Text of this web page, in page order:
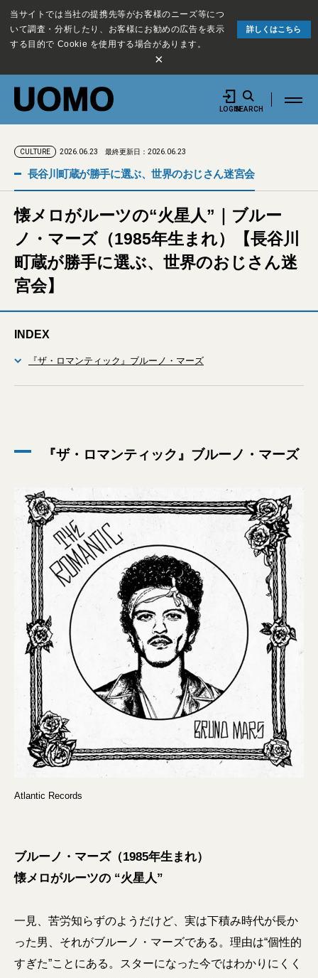
当サイトでは当社の提携先等がお客様のニーズ等につ
いて調査・分析したり、お客様にお勧めの広告を表示
する目的で Cookie を使用する場合があります。
詳しくはこちら
×
LOGINSEARCH
CULTURE 2026.06.23 最終更新日：2026.06.23
長谷川町蔵が勝手に選ぶ、世界のおじさん迷宮会
懐メロがルーツの“火星人”｜ブルー
ノ・マーズ（1985年生まれ）【長谷川
町蔵が勝手に選ぶ、世界のおじさん迷
宮会】
INDEX
『ザ・ロマンティック』ブルーノ・マーズ
『ザ・ロマンティック』ブルーノ・マーズ
Atlantic Records
ブルーノ・マーズ（1985年生まれ）
懐メロがルーツの “火星人”
一見、苦労知らずのようだけど、実は下積み時代が長か
った男、それがブルーノ・マーズである。理由は“個性的
すぎた”ことにある。スターになった今ではわかりにくく